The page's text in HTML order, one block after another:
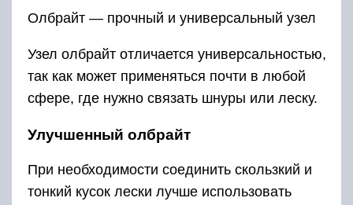
Олбрайт — прочный и универсальный узел
Узел олбрайт отличается универсальностью,
так как может применяться почти в любой
сфере, где нужно связать шнуры или леску.
Улучшенный олбрайт
При необходимости соединить скользкий и
тонкий кусок лески лучше использовать